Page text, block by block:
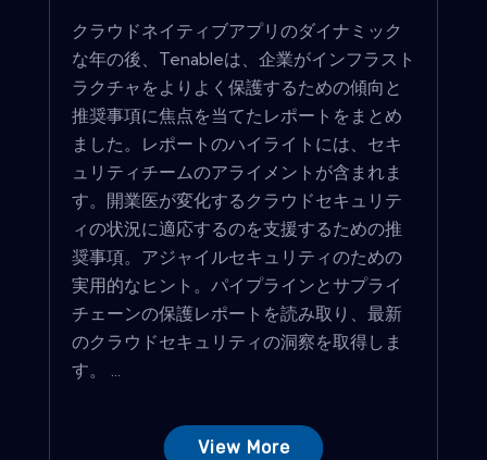
クラウドネイティブアプリのダイナミック
な年の後、Tenableは、企業がインフラスト
ラクチャをよりよく保護するための傾向と
推奨事項に焦点を当てたレポートをまとめ
ました。レポートのハイライトには、セキ
ュリティチームのアライメントが含まれま
す。開業医が変化するクラウドセキュリテ
ィの状況に適応するのを支援するための推
奨事項。アジャイルセキュリティのための
実用的なヒント。パイプラインとサプライ
チェーンの保護レポートを読み取り、最新
のクラウドセキュリティの洞察を取得しま
す。 ...
View More